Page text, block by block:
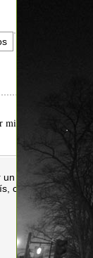
mi mas profunda
un comentario es
con
Facebook